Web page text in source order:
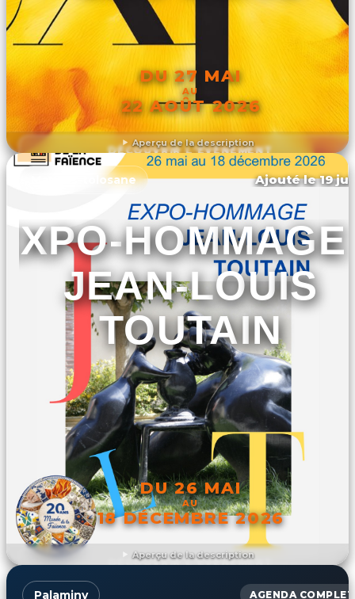
Aperçu de la description
DU 27 MAI
AU
22 AOÛT 2026
DÉCOUVRIR L'ÉVÉNEMENT
Aperçu de la description
Martres-tolosane Ajouté le 19
JEAN-LOUIS
TOUTAIN
DU 26 MAI
AU
18 DÉCEMBRE 2026
DÉCOUVRIR L'ÉVÉNEMENT
Palaminy AGENDA COMPLET